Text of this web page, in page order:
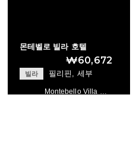
몬테벨로 빌라 호텔
₩60,672
빌라 필리핀, 세부
Montebello Villa …